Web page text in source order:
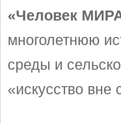
«Человек
многолетнюю
среды и
«искусство вне